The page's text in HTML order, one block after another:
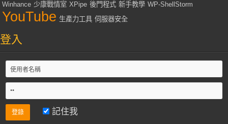
Winhance 少康戰情室 XPipe 後門程式 新手教學 WP-ShellStorm
YouTube 生產力工具 伺服器安全
登入
記住我